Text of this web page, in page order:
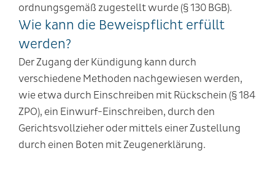
ordnungsgemäß zugestellt wurde (§ 130 BGB).
Wie kann die Beweispflicht erfüllt
werden?
Der Zugang der Kündigung kann durch
verschiedene Methoden nachgewiesen werden,
wie etwa durch Einschreiben mit Rückschein (§ 184
ZPO), ein Einwurf-Einschreiben, durch den
Gerichtsvollzieher oder mittels einer Zustellung
durch einen Boten mit Zeugenerklärung.